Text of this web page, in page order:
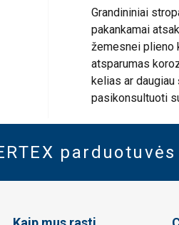
Grandininiai
pakankamai
žemesnei plieno
atsparumas
kelias ar daugiau
pasikonsultuoti
parduotuvės